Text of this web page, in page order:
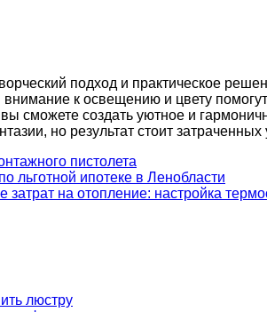
подход и практическое
к освещению и цвету
создать уютное и
но результат стоит затраченных
пистолета
льготной ипотеке в Ленобласти
затрат на отопление: настройка
люстру